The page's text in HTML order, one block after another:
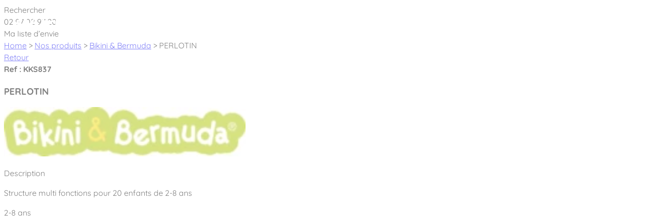
Cookies management panel
Créateur et fabricant d’aires de jeux & équipements sportifs
Nos dernières actualités
À propos
Nos Garanties
Notre concept
Aires de jeux Bikini & Bermuda®
Tous nos jeux
Sport & Fitness Sport&Co®
Agrès fitness
Mobilier & accessoires
Rechercher
02 97 02 97 20
Ma liste d’envie
Home > Nos produits > Bikini & Bermuda > PERLOTIN
Retour
Ref : KKS837
PERLOTIN
Description
Structure multi fonctions pour 20 enfants de 2-8 ans
2-8 ans